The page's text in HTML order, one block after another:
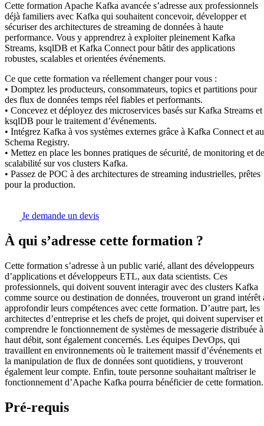
Cette formation Apache Kafka avancée s’adresse aux professionnels
déjà familiers avec Kafka qui souhaitent concevoir, développer et
sécuriser des architectures de streaming de données à haute
performance. Vous y apprendrez à exploiter pleinement Kafka
Streams, ksqlDB et Kafka Connect pour bâtir des applications
robustes, scalables et orientées événements.
Ce que cette formation va réellement changer pour vous :
• Domptez les producteurs, consommateurs, topics et partitions pour
des flux de données temps réel fiables et performants.
• Concevez et déployez des microservices basés sur Kafka Streams et
ksqlDB pour le traitement d’événements.
• Intégrez Kafka à vos systèmes externes grâce à Kafka Connect et au
Schema Registry.
• Mettez en place les bonnes pratiques de sécurité, de monitoring et de
scalabilité sur vos clusters Kafka.
• Passez de POC à des architectures de streaming industrielles, prêtes
pour la production.
Je demande un devis
À qui s’adresse cette formation ?
Cette formation s’adresse à un public varié, allant des développeurs
d’applications et développeurs ETL, aux data scientists. Ces
professionnels, qui doivent souvent interagir avec des clusters Kafka
comme source ou destination de données, trouveront un grand intérêt
approfondir leurs compétences avec cette formation. D’autre part, les
architectes d’entreprise et les chefs de projet, qui doivent superviser et
comprendre le fonctionnement de systèmes de messagerie distribuée à
haut débit, sont également concernés. Les équipes DevOps, qui
travaillent en environnements où le traitement massif d’événements et
la manipulation de flux de données sont quotidiens, y trouveront
également leur compte. Enfin, toute personne souhaitant maîtriser le
fonctionnement d’Apache Kafka pourra bénéficier de cette formation.
Pré-requis